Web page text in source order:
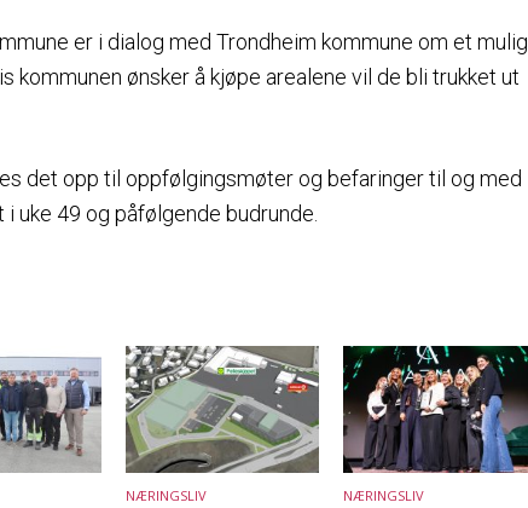
er i dialog med Trondheim kommune om et mulig
kommunen ønsker å kjøpe arealene vil de bli trukket ut
det opp til oppfølgingsmøter og befaringer til og med
uke 49 og påfølgende budrunde.
NÆRINGSLIV NÆRINGSLIV